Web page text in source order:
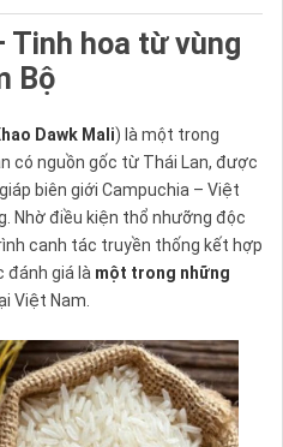
Tinh hoa từ vùng
Bộ
Dawk Mali) là một trong
có nguồn gốc từ Thái Lan, được
biên giới Campuchia – Việt
Nhờ điều kiện thổ nhưỡng độc
canh tác truyền thống kết hợp
đánh giá là một trong những
Việt Nam.